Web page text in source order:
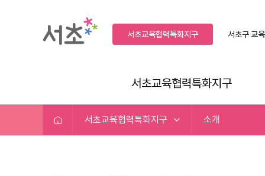
서초교육협력특화지구 서초구교
서초교육협력특화지구
서초교육협력특화지구 소개